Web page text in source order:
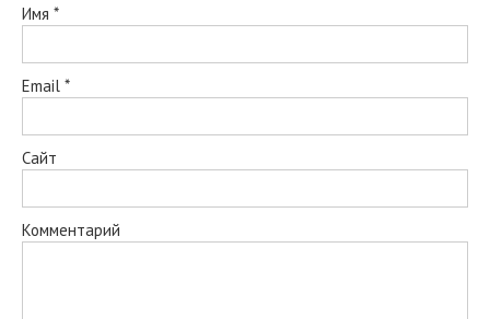
Имя *
Email *
Сайт
Комментарий